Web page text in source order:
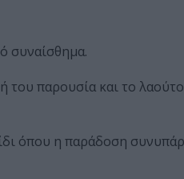
συναίσθημα.
παρουσία και το
όπου η παράδοση